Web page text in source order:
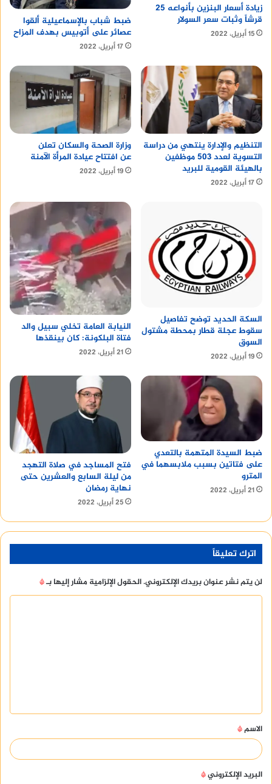
زيادة أسعار البنزين بأنواعه 25
قرشاً وثبات سعر السولار
15 أبريل، 2022
ضبط شباب بالإسماعيلية ألقوا
عصائر على أتوبيس بهدف المزاح
17 أبريل، 2022
التنظيم والإدارة ينتهي من دراسة
التسوية لعدد 503 موظفين
بالهيئة القومية للبريد
17 أبريل، 2022
وزارة الصحة والسكان تعلن
عن افتتاح عيادة المرأة الآمنة
19 أبريل، 2022
السكة الحديد توضح تفاصيل
سقوط عجلة قطار بمحطة مشتول
السوق
19 أبريل، 2022
النيابة العامة تخلي سبيل والد
فتاة البلكونة: كان بينقذها
21 أبريل، 2022
ضبط السيدة المتهمة بالتعدي
على فتاتين بسبب ملابسهما في
المترو
21 أبريل، 2022
فتح المساجد في صلاة التهجد
من ليلة السابع والعشرين حتى
نهاية رمضان
25 أبريل، 2022
اترك تعليقاً
لن يتم نشر عنوان بريدك الإلكتروني.الحقول الإلزامية مشار إليها بـ*
ق
*
الاسم*
البريد الإلكتروني*